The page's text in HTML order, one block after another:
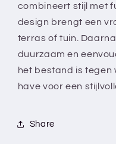
combineert stijl met
design brengt een
terras of tuin.
duurzaam en
het bestand is tegen
have voor een
Share